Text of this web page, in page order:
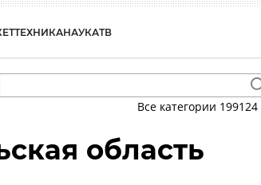
ТЕХНИКАНАУКАТВ
Все категории 199124
область